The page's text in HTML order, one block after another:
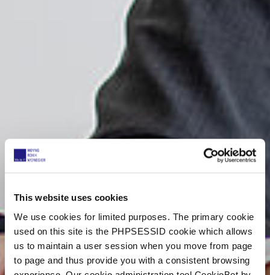
This website uses cookies
We use cookies for limited purposes. The primary cookie
used on this site is the PHPSESSID cookie which allows
us to maintain a user session when you move from page
to page and thus provide you with a consistent browsing